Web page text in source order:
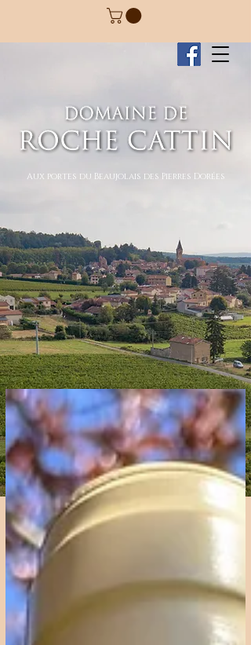
Aux portes du Beaujolais des Pierres Dorées